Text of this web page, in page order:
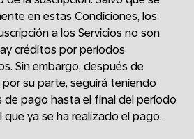
en estas Condiciones, los
a los Servicios no son
créditos por períodos
Sin embargo, después de
por su parte, seguirá teniendo
de pago hasta el final del período
que ya se ha realizado el pago.